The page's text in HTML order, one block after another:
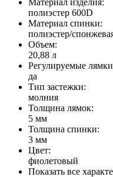
полиэстер 600D
Материал спинки:
полиэстер/
Объем:
20,88 л
Регулируемые
да
Тип застежки:
молния
Толщина лямок:
5 мм
Толщина спинки:
3 мм
Цвет:
фиолетовый
Показать все